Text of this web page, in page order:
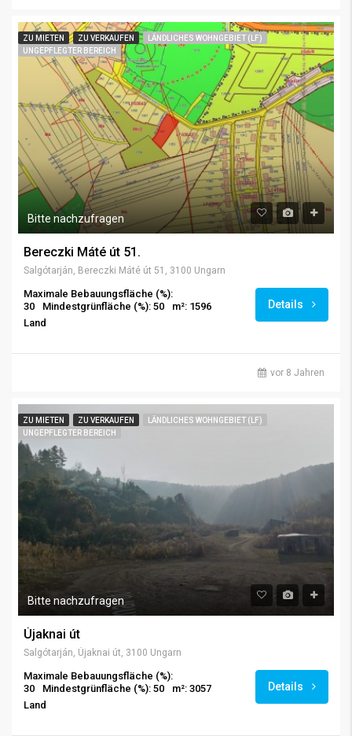
ZU MIETEN ZU VERKAUFEN
LÄNDLICHES WOHNGEBIET (LF)
UNGEPFLEGTER BEREICH
Bitte nachzufragen
Bereczki Máté út 51.
Salgótarján, Bereczki Máté út 51, 3100 Ungarn
Maximale Bebauungsfläche (%):
30
Mindestgrünfläche (%): 50
m²: 1596
Land
Details
vor 8 Jahren
ZU MIETEN ZU VERKAUFEN
LÄNDLICHES WOHNGEBIET (LF)
UNGEPFLEGTER BEREICH
Bitte nachzufragen
Újaknai út
Salgótarján, Újaknai út, 3100 Ungarn
Maximale Bebauungsfläche (%):
30
Mindestgrünfläche (%): 50
m²: 3057
Land
Details